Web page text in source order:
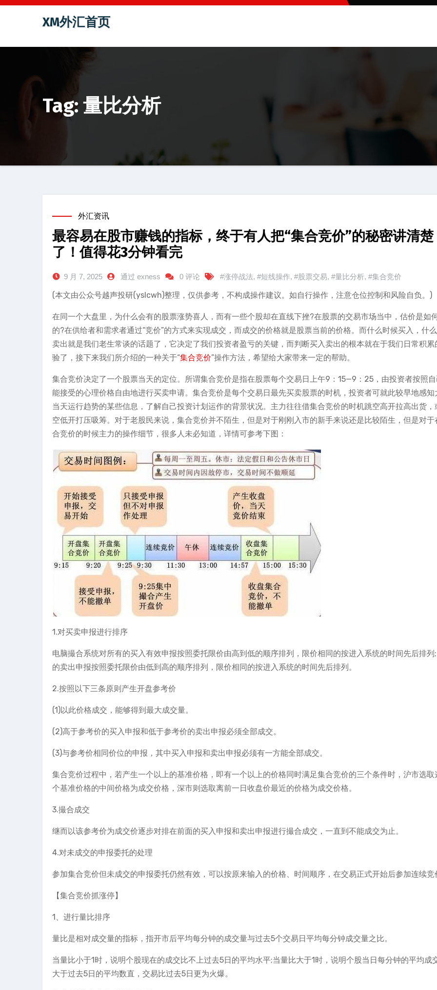
跳
容
XM外汇首页
Tag: 量比分析
外汇资讯
最容易在股市赚钱的指标，终于有人把“集合竞价”的秘密讲清楚
了！值得花3分钟看完
9 月 7, 2025 通过 exness 0 评论 #涨停战法, #短线操作, #股票交易, #量比分析, #集合竞价
(本文由公众号越声投研(yslcwh)整理，仅供参考，不构成操作建议。如自行操作，注意仓位控制和风险自负。)
在同一个大盘里，为什么会有的股票涨势喜人，而有一些个股却在直线下挫?在股票的交易市场当中，估价是如
的?在供给者和需求者通过“竞价”的方式来实现成交，而成交的价格就是股票当前的价格。而什么时候买入，什
卖出就是我们老生常谈的话题了，它决定了我们投资者盈亏的关键，而判断买入卖出的根本就在于我们日常积累
验了，接下来我们所介绍的一种关于“集合竞价”操作方法，希望给大家带来一定的帮助。
集合竞价决定了一个股票当天的定位。所谓集合竞价是指在股票每个交易日上午9：15—9：25，由投资者按照
能接受的心理价格自由地进行买卖申请。集合竞价是每个交易日最先买卖股票的时机，投资者可就此较早地感知
当天运行趋势的某些信息，了解自己投资计划运作的背景状况。主力往往借集合竞价的时机跳空高开拉高出货，
空低开打压吸筹。对于老股民来说，集合竞价并不陌生，但是对于刚刚入市的新手来说还是比较陌生，但是对于
合竞价的时候主力的操作细节，很多人未必知道，详情可参考下图：
1.对买卖申报进行排序
电脑撮合系统对所有的买入有效申报按照委托限价由高到低的顺序排列，限价相同的按进入系统的时间先后排列
的卖出申报按照委托限价由低到高的顺序排列，限价相同的按进入系统的时间先后排列。
2.按照以下三条原则产生开盘参考价
(1)以此价格成交，能够得到最大成交量。
(2)高于参考价的买入申报和低于参考价的卖出申报必须全部成交。
(3)与参考价相同价位的申报，其中买入申报和卖出申报必须有一方能全部成交。
集合竞价过程中，若产生一个以上的基准价格，即有一个以上的价格同时满足集合竞价的三个条件时，沪市选取
个基准价格的中间价格为成交价格，深市则选取离前一日收盘价最近的价格为成交价格。
3.撮合成交
继而以该参考价为成交价逐步对排在前面的买入申报和卖出申报进行撮合成交，一直到不能成交为止。
4.对未成交的申报委托的处理
参加集合竞价但未成交的申报委托仍然有效，可以按原来输入的价格、时间顺序，在交易正式开始后参加连续竞
【集合竞价抓涨停】
1、进行量比排序
量比是相对成交量的指标，指开市后平均每分钟的成交量与过去5个交易日平均每分钟成交量之比。
当量比小于1时，说明个股现在的成交比不上过去5日的平均水平;当量比大于1时，说明个股当日每分钟的平均成
大于过去5日的平均数直，交易比过去5日更为火爆。